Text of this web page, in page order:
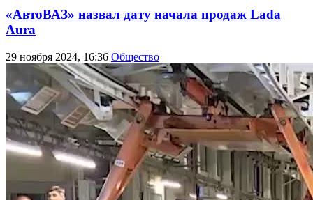
«АвтоВАЗ» назвал дату начала продаж Lada
Aura
29 ноября 2024, 16:36 Общество